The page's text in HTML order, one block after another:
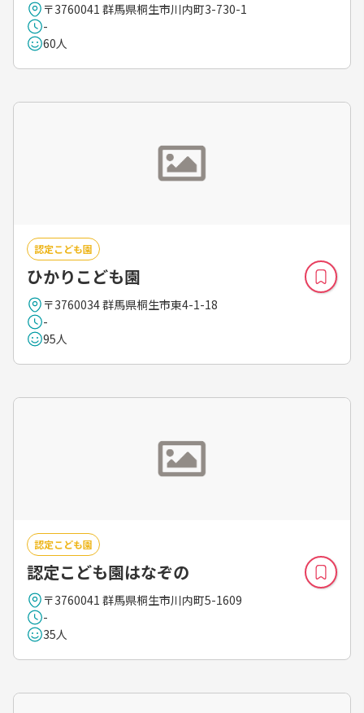
〒3760041 群馬県桐生市川内町3-730-1
-
60人
認定こども園
ひかりこども園
〒3760034 群馬県桐生市東4-1-18
-
95人
認定こども園
認定こども園はなぞの
〒3760041 群馬県桐生市川内町5-1609
-
35人